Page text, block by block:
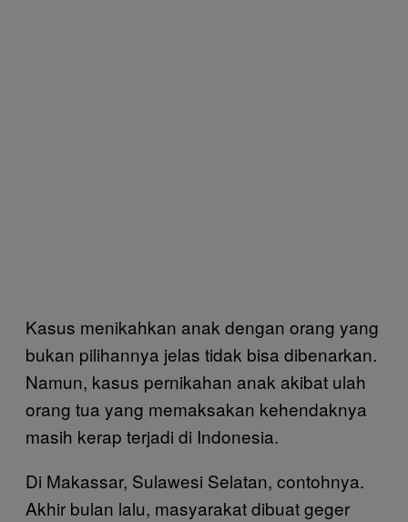
Kasus menikahkan anak dengan orang yang
bukan pilihannya jelas tidak bisa dibenarkan.
Namun, kasus pernikahan anak akibat ulah
orang tua yang memaksakan kehendaknya
masih kerap terjadi di Indonesia.
Di Makassar, Sulawesi Selatan, contohnya.
Akhir bulan lalu, masyarakat dibuat geger